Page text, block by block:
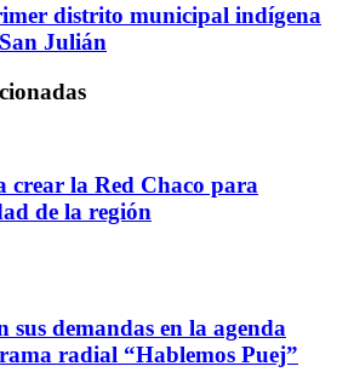
distrito municipal indígena
Julián
crear la Red Chaco para
de la región
sus demandas en la agenda
radial “Hablemos Puej”